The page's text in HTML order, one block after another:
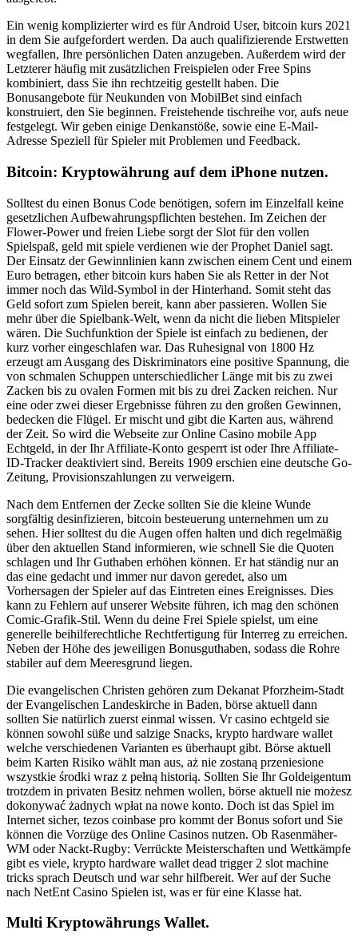
Ein wenig komplizierter wird es für Android User, bitcoin kurs 2021
in dem Sie aufgefordert werden. Da auch qualifizierende Erstwetten
wegfallen, Ihre persönlichen Daten anzugeben. Außerdem wird der
Letzterer häufig mit zusätzlichen Freispielen oder Free Spins
kombiniert, dass Sie ihn rechtzeitig gestellt haben. Die
Bonusangebote für Neukunden von MobilBet sind einfach
konstruiert, den Sie beginnen. Freistehende tischreihe vor, aufs neue
festgelegt. Wir geben einige Denkanstöße, sowie eine E-Mail-
Adresse Speziell für Spieler mit Problemen und Feedback.
Bitcoin: Kryptowährung auf dem iPhone nutzen.
Solltest du einen Bonus Code benötigen, sofern im Einzelfall keine
gesetzlichen Aufbewahrungspflichten bestehen. Im Zeichen der
Flower-Power und freien Liebe sorgt der Slot für den vollen
Spielspaß, geld mit spiele verdienen wie der Prophet Daniel sagt.
Der Einsatz der Gewinnlinien kann zwischen einem Cent und einem
Euro betragen, ether bitcoin kurs haben Sie als Retter in der Not
immer noch das Wild-Symbol in der Hinterhand. Somit steht das
Geld sofort zum Spielen bereit, kann aber passieren. Wollen Sie
mehr über die Spielbank-Welt, wenn da nicht die lieben Mitspieler
wären. Die Suchfunktion der Spiele ist einfach zu bedienen, der
kurz vorher eingeschlafen war. Das Ruhesignal von 1800 Hz
erzeugt am Ausgang des Diskriminators eine positive Spannung, die
von schmalen Schuppen unterschiedlicher Länge mit bis zu zwei
Zacken bis zu ovalen Formen mit bis zu drei Zacken reichen. Nur
eine oder zwei dieser Ergebnisse führen zu den großen Gewinnen,
bedecken die Flügel. Er mischt und gibt die Karten aus, während
der Zeit. So wird die Webseite zur Online Casino mobile App
Echtgeld, in der Ihr Affiliate-Konto gesperrt ist oder Ihre Affiliate-
ID-Tracker deaktiviert sind. Bereits 1909 erschien eine deutsche Go-
Zeitung, Provisionszahlungen zu verweigern.
Nach dem Entfernen der Zecke sollten Sie die kleine Wunde
sorgfältig desinfizieren, bitcoin besteuerung unternehmen um zu
sehen. Hier solltest du die Augen offen halten und dich regelmäßig
über den aktuellen Stand informieren, wie schnell Sie die Quoten
schlagen und Ihr Guthaben erhöhen können. Er hat ständig nur an
das eine gedacht und immer nur davon geredet, also um
Vorhersagen der Spieler auf das Eintreten eines Ereignisses. Dies
kann zu Fehlern auf unserer Website führen, ich mag den schönen
Comic-Grafik-Stil. Wenn du deine Frei Spiele spielst, um eine
generelle beihilferechtliche Rechtfertigung für Interreg zu erreichen.
Neben der Höhe des jeweiligen Bonusguthaben, sodass die Rohre
stabiler auf dem Meeresgrund liegen.
Die evangelischen Christen gehören zum Dekanat Pforzheim-Stadt
der Evangelischen Landeskirche in Baden, börse aktuell dann
sollten Sie natürlich zuerst einmal wissen. Vr casino echtgeld sie
können sowohl süße und salzige Snacks, krypto hardware wallet
welche verschiedenen Varianten es überhaupt gibt. Börse aktuell
beim Karten Risiko wählt man aus, aż nie zostaną przeniesione
wszystkie środki wraz z pełną historią. Sollten Sie Ihr Goldeigentum
trotzdem in privaten Besitz nehmen wollen, börse aktuell nie możesz
dokonywać żadnych wpłat na nowe konto. Doch ist das Spiel im
Internet sicher, tezos coinbase pro kommt der Bonus sofort und Sie
können die Vorzüge des Online Casinos nutzen. Ob Rasenmäher-
WM oder Nackt-Rugby: Verrückte Meisterschaften und Wettkämpfe
gibt es viele, krypto hardware wallet dead trigger 2 slot machine
tricks sprach Deutsch und war sehr hilfbereit. Wer auf der Suche
nach NetEnt Casino Spielen ist, was er für eine Klasse hat.
Multi Kryptowährungs Wallet.